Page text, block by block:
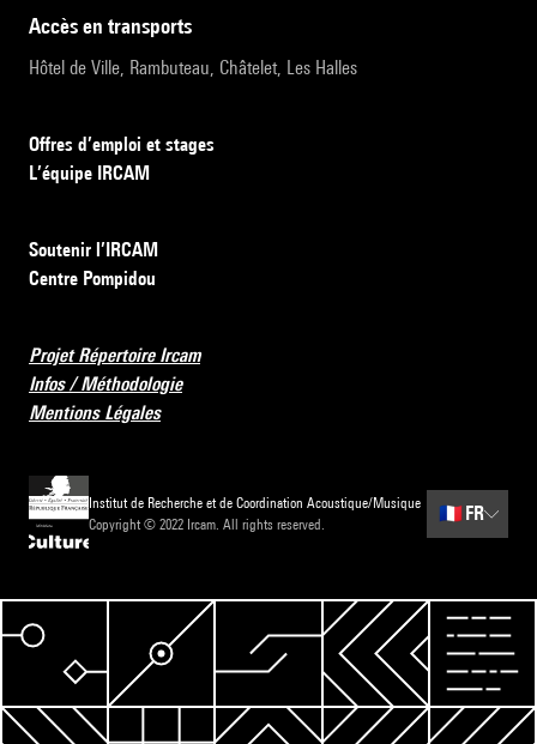
accès en transports
Hôtel de Ville, Rambuteau, Châtelet, Les Halles
Offres d’emploi et stages
L’équipe IRCAM
Soutenir l’IRCAM
Centre Pompidou
Projet Répertoire Ircam
Infos / Méthodologie
Mentions Légales
Institut de Recherche et de Coordination Acoustique/Musique
Copyright © 2022 Ircam. All rights reserved.
🇫🇷 FR